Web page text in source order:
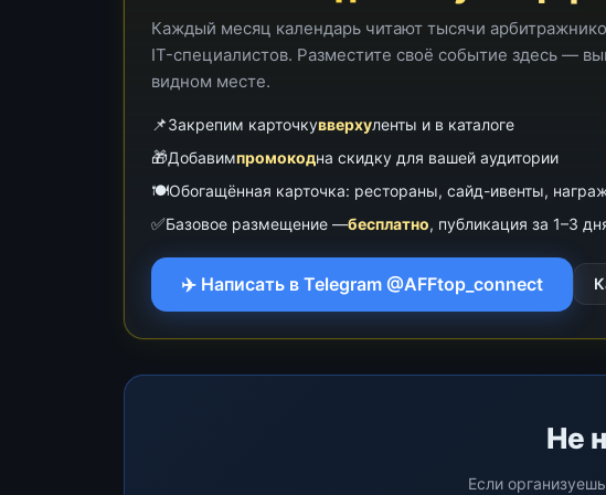
Каждый месяц календарь читают тысячи
IT-специалистов. Разместите своё событие здесь —
видном месте.
📌Закрепим карточкувверхуленты и в каталоге
🎁Добавимпромокодна скидку для вашей аудитории
🍽Обогащённая карточка: рестораны, сайд-ивенты,
✅Базовое размещение —бесплатно, публикация за 1–3
✈️ Написать в Telegram @AFFtop_connect
Не
Если